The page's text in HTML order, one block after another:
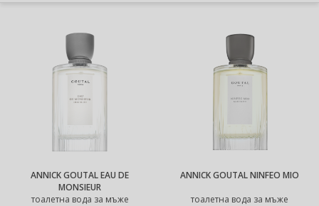
ANNICK GOUTAL EAU DE
MONSIEUR
тоалетна вода за мъже
ANNICK GOUTAL NINFEO MIO
тоалетна вода за мъже